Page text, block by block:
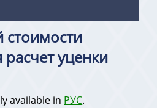
стоимости
уценки
available in РУС.